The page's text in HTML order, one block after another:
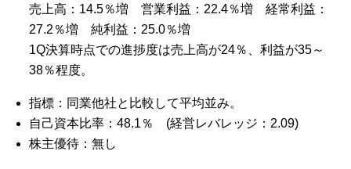
売上高：14.5％増 営業利益：22.4％増 経常利益：
27.2％増 純利益：25.0％増
1Q決算時点での進捗度は売上高が24％、利益が35～
38％程度。
指標：同業他社と比較して平均並み。
自己資本比率：48.1％ (経営レバレッジ：2.09)
株主優待：無し